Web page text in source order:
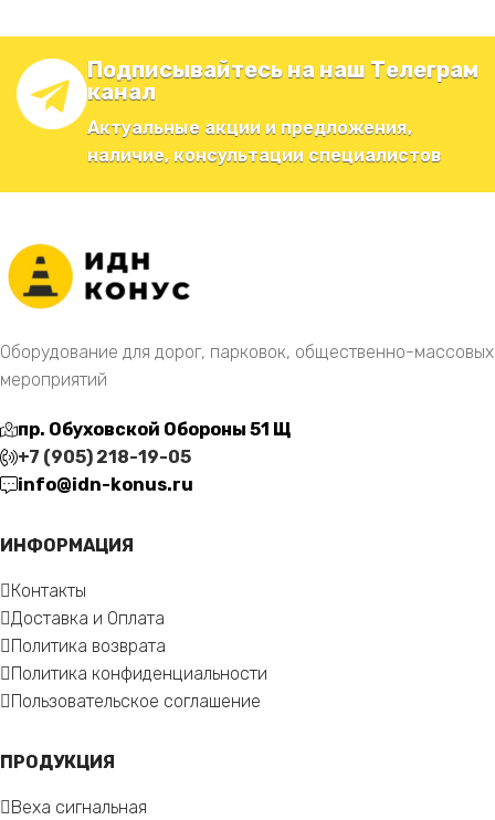
Подписывайтесь на наш Телеграм
канал
Актуальные акции и предложения,
наличие, консультации специалистов
Оборудование для дорог, парковок, общественно-массовых
мероприятий
пр. Обуховской Обороны 51 Щ
+7 (905) 218-19-05
info@idn-konus.ru
ИНФОРМАЦИЯ
Контакты
Доставка и Оплата
Политика возврата
Политика конфиденциальности
Пользовательское соглашение
ПРОДУКЦИЯ
Веха сигнальная